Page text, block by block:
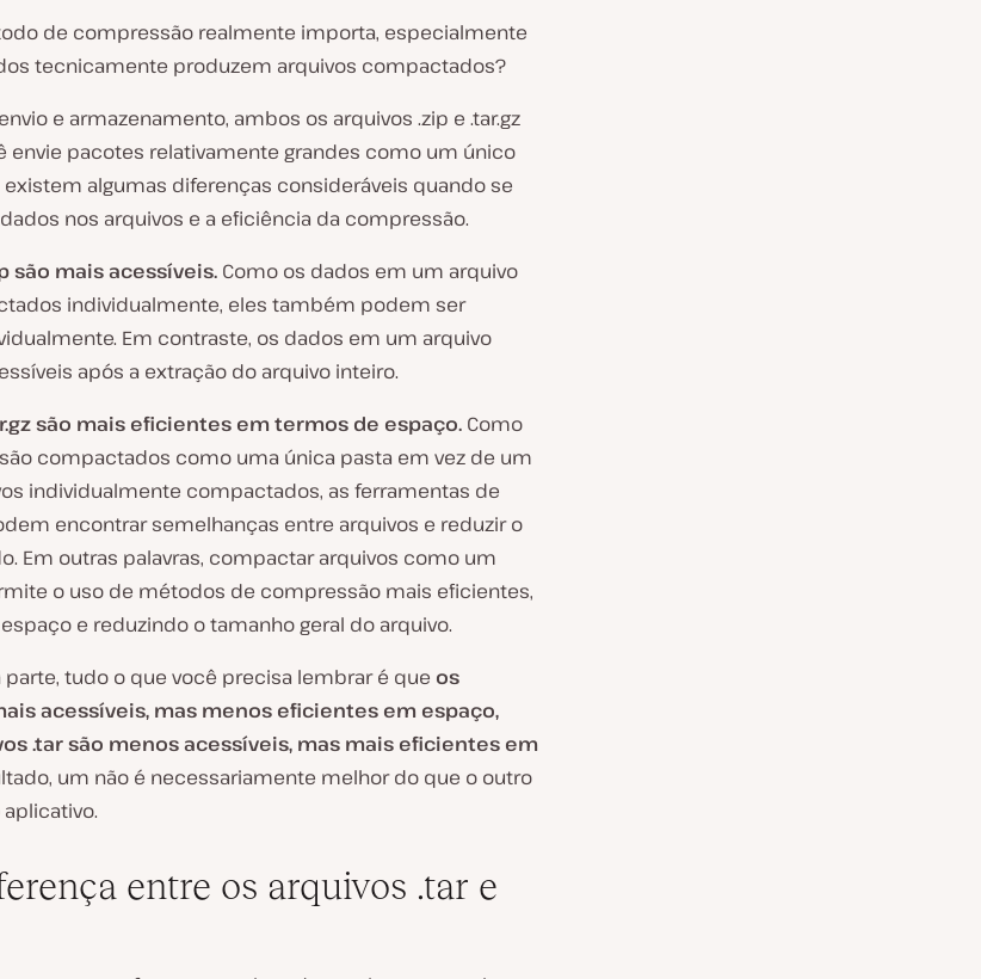
de compressão realmente importa, especialmente
tecnicamente produzem arquivos compactados?
e armazenamento, ambos os arquivos .zip e .tar.gz
envie pacotes relativamente grandes como um único
existem algumas diferenças consideráveis quando se
nos arquivos e a eficiência da compressão.
são mais acessíveis. Como os dados em um arquivo
individualmente, eles também podem ser
Em contraste, os dados em um arquivo
após a extração do arquivo inteiro.
são mais eficientes em termos de espaço. Como
compactados como uma única pasta em vez de um
individualmente compactados, as ferramentas de
encontrar semelhanças entre arquivos e reduzir o
Em outras palavras, compactar arquivos como um
o uso de métodos de compressão mais eficientes,
e reduzindo o tamanho geral do arquivo.
tudo o que você precisa lembrar é que os
acessíveis, mas menos eficientes em espaço,
.tar são menos acessíveis, mas mais eficientes em
um não é necessariamente melhor do que o outro
entre os arquivos .tar e